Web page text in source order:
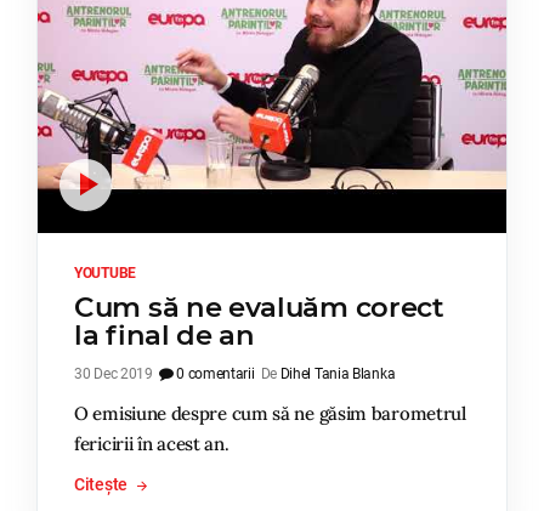
YOUTUBE
Cum să ne evaluăm corect
la final de an
30 Dec 2019 0 comentarii De Dihel Tania Blanka
O emisiune despre cum să ne găsim barometrul
fericirii în acest an.
Citește